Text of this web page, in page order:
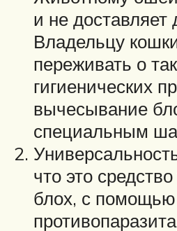
и не доставляет
Владельцу
переживать о
гигиенических
вычесывание
специальным
что это
блох, с помощью